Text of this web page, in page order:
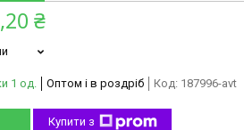
₴
1 од. Оптом і в роздріб Код: 187996-avt
Купити з